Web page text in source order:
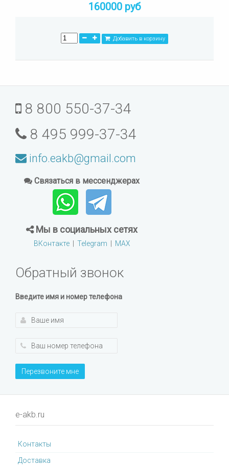
160000 руб
Добавить в корзину
8 800 550-37-34
8 495 999-37-34
info.eakb@gmail.com
Связаться в мессенджерах
Мы в социальных сетях
ВКонтакте| Telegram | MAX
Обратный звонок
Введите имя и номер телефона
Перезвоните мне
e-akb.ru
Контакты
Доставка